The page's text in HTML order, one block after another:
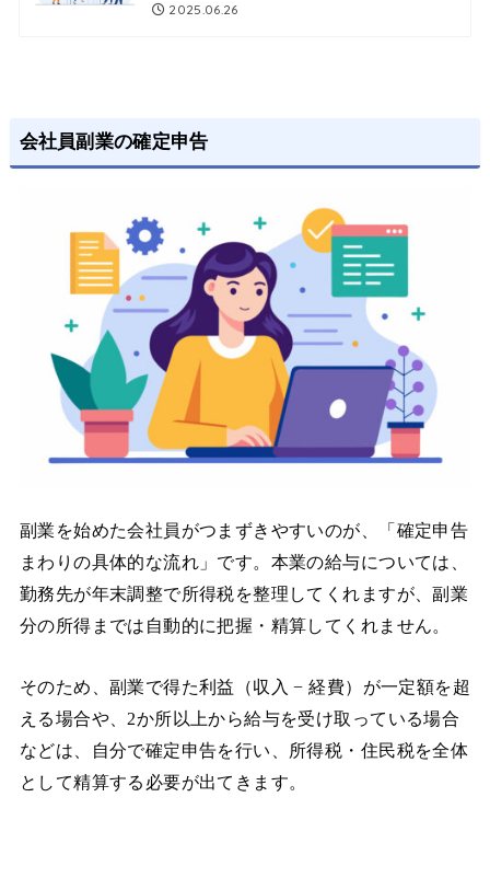
2025.06.26
会社員副業の確定申告
副業を始めた会社員がつまずきやすいのが、「確定申告
まわりの具体的な流れ」です。本業の給与については、
勤務先が年末調整で所得税を整理してくれますが、副業
分の所得までは自動的に把握・精算してくれません。
そのため、副業で得た利益（収入 − 経費）が一定額を超
える場合や、2か所以上から給与を受け取っている場合
などは、自分で確定申告を行い、所得税・住民税を全体
として精算する必要が出てきます。